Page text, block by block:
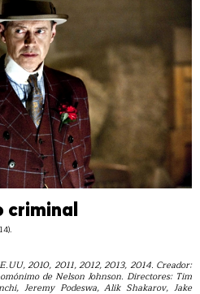
criminal
2010, 2011, 2012, 2013, 2014. Creador:
de Nelson Johnson. Directores: Tim
Jeremy Podeswa, Alik Shakarov, Jake